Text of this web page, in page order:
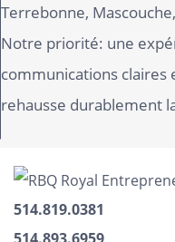
Terrebonne,
Notre priorité: une
communications claires
rehausse durablement
514.819.0381
514.893.6959